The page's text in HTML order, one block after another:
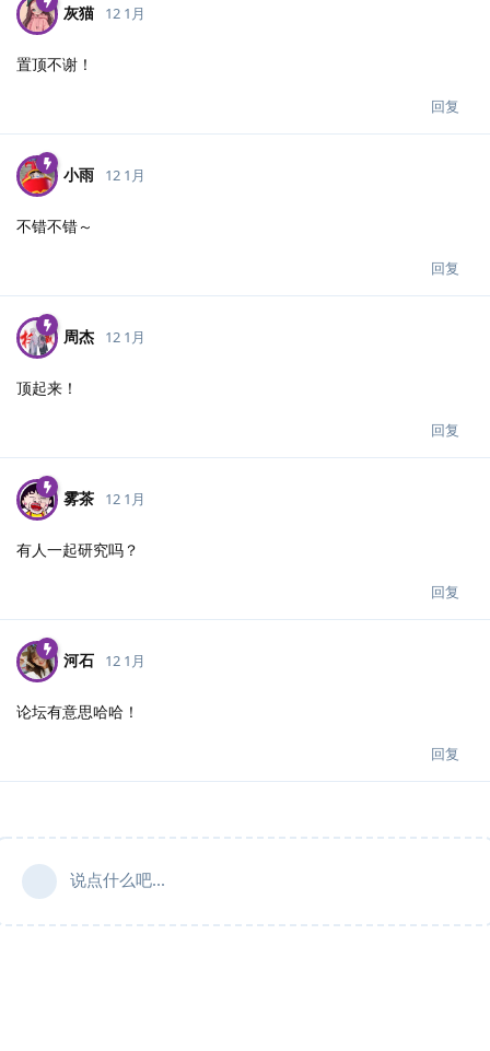
灰猫 12 1月
置顶不谢！
回复
小雨 12 1月
不错不错～
回复
周杰 12 1月
顶起来！
回复
雾茶 12 1月
有人一起研究吗？
回复
河石 12 1月
论坛有意思哈哈！
回复
说点什么吧...